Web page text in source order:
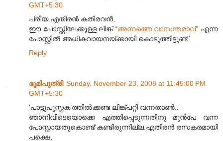
GMT+5:30
പ്രിയ എതിരന്‍ കതിരവന്‍,
ഈ പോസ്റ്റിലേക്കുള്ള ലിങ്ക്“അന്നത്തെ വാസന്തരാവ്” എന്ന
പോസ്റ്റില്‍ അധികവായനയ്ക്കായി കൊടുത്തിട്ടുണ്ട്.
Reply
ഭൂമിപുത്രി Sunday, November 23, 2008 at 11:45:00 PM
GMT+5:30
‘പാട്ടുപുസ്തക’ത്തിൽക്കണ്ട ലിങ്ക്പറ്റി വന്നതാൺ..
ഞാനിവിടെയൊക്കെ എത്തിപ്പെടുന്നതിനു മുൻപേ വന്ന
പോസ്റ്റായതുകൊണ്ട് കണ്ടിരുന്നില്ല.എതിരൻ രസകരമായി
പക്ഷെ,